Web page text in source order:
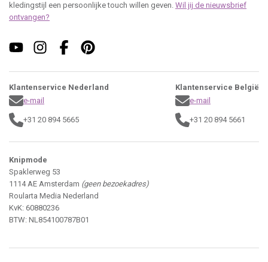
kledingstijl een persoonlijke touch willen geven. Wil jij de nieuwsbrief
ontvangen?
Klantenservice Nederland
e-mail
+31 20 894 5665
Klantenservice België
e-mail
+31 20 894 5661
Knipmode
Spaklerweg 53
1114 AE Amsterdam (geen bezoekadres)
Roularta Media Nederland
KvK: 60880236
BTW: NL854100787B01